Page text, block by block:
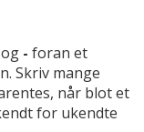
- foran et
Skriv mange
når blot et
for ukendte